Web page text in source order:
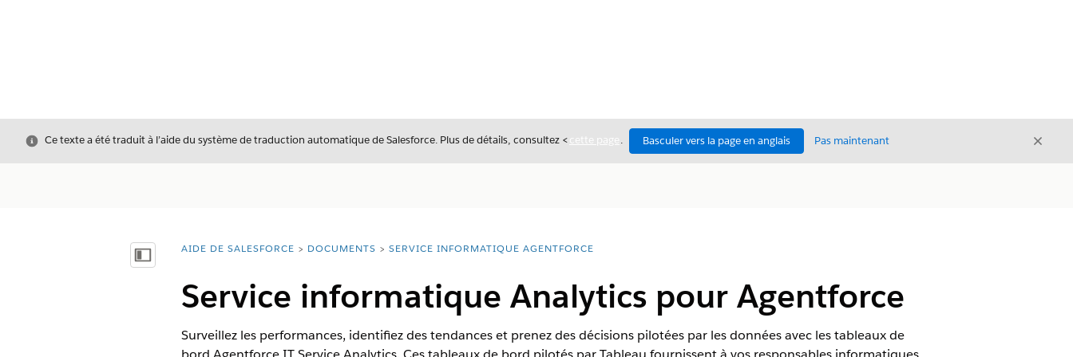
Fermer
Ce texte a été traduit à l’aide du système de traduction automatique de Salesforce. Plus de détails, consultez <cette page . Basculer vers la page en anglais Pas maintenant Fermer
Afficher la table des matières
Vous êtes ici :
AIDE DE SALESFORCE DOCUMENTS SERVICE INFORMATIQUE AGENTFORCE
Service informatique Analytics pour Agentforce
Surveillez les performances, identifiez des tendances et prenez des décisions pilotées par les données avec les tableaux de